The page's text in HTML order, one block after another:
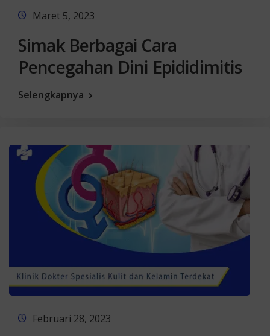
Maret 5, 2023
Simak Berbagai Cara
Pencegahan Dini Epididimitis
Selengkapnya
Februari 28, 2023